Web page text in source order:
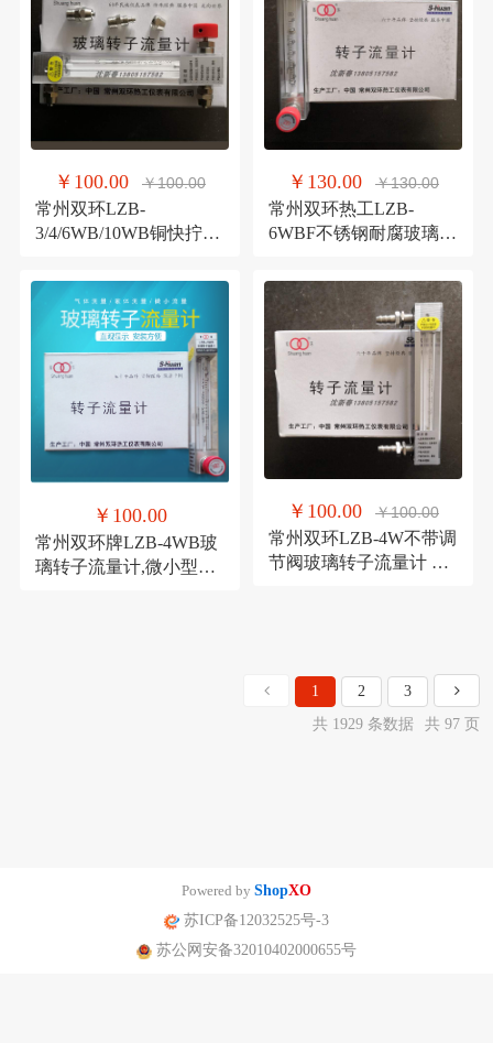
￥100.00 ￥100.00
常州双环LZB-
3/4/6WB/10WB铜快拧卡
￥130.00 ￥130.00
常州双环热工LZB-
6WBF不锈钢耐腐玻璃转
计
￥100.00
常州双环牌LZB-4WB玻
璃转子流量计,微小型气
￥100.00 ￥100.00
常州双环LZB-4W不带调
节阀玻璃转子流量计 气
1 2
3
共 1929 条数据
共 97 页
Powered by ShopXO
苏ICP备12032525号-3
苏公网安备32010402000655号